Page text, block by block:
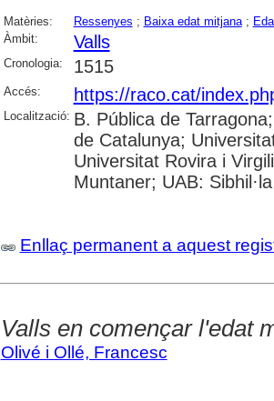
Matèries: Ressenyes ; Baixa edat mitjana;
Àmbit:
Valls
Cronologia: 1515
Accés: https://raco.cat/
Localització: B. Pública de
de Catalunya;
Universitat Rovira i
Muntaner; UAB: Sibhil·la
Enllaç permanent a aquest
Valls en començar l'edat
Olivé i Ollé, Francesc